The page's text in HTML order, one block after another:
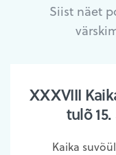
Siist näet
XXXVIII
tulõ
Kaika